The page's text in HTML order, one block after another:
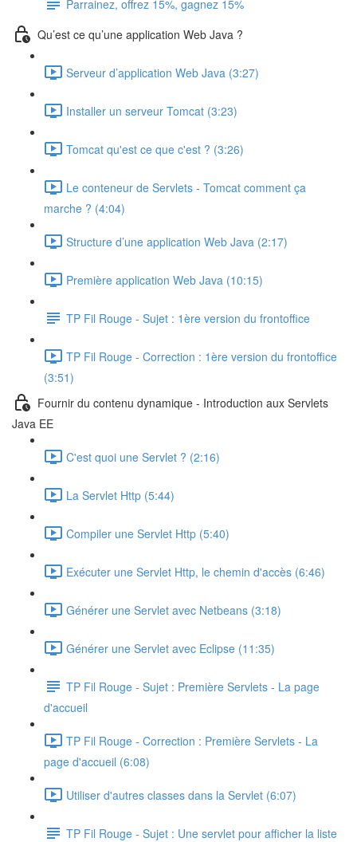
Parrainez, offrez 15%, gagnez 15%
Qu’est ce qu’une application Web Java ?
Serveur d’application Web Java (3:27)
Installer un serveur Tomcat (3:23)
Tomcat qu'est ce que c'est ? (3:26)
Le conteneur de Servlets - Tomcat comment ça
marche ? (4:04)
Structure d’une application Web Java (2:17)
Première application Web Java (10:15)
TP Fil Rouge - Sujet : 1ère version du frontoffice
TP Fil Rouge - Correction : 1ère version du frontoffice
(3:51)
Fournir du contenu dynamique - Introduction aux Servlets
Java EE
C'est quoi une Servlet ? (2:16)
La Servlet Http (5:44)
Compiler une Servlet Http (5:40)
Exécuter une Servlet Http, le chemin d'accès (6:46)
Générer une Servlet avec Netbeans (3:18)
Générer une Servlet avec Eclipse (11:35)
TP Fil Rouge - Sujet : Première Servlets - La page
d'accueil
TP Fil Rouge - Correction : Première Servlets - La
page d'accueil (6:08)
Utiliser d'autres classes dans la Servlet (6:07)
TP Fil Rouge - Sujet : Une servlet pour afficher la liste